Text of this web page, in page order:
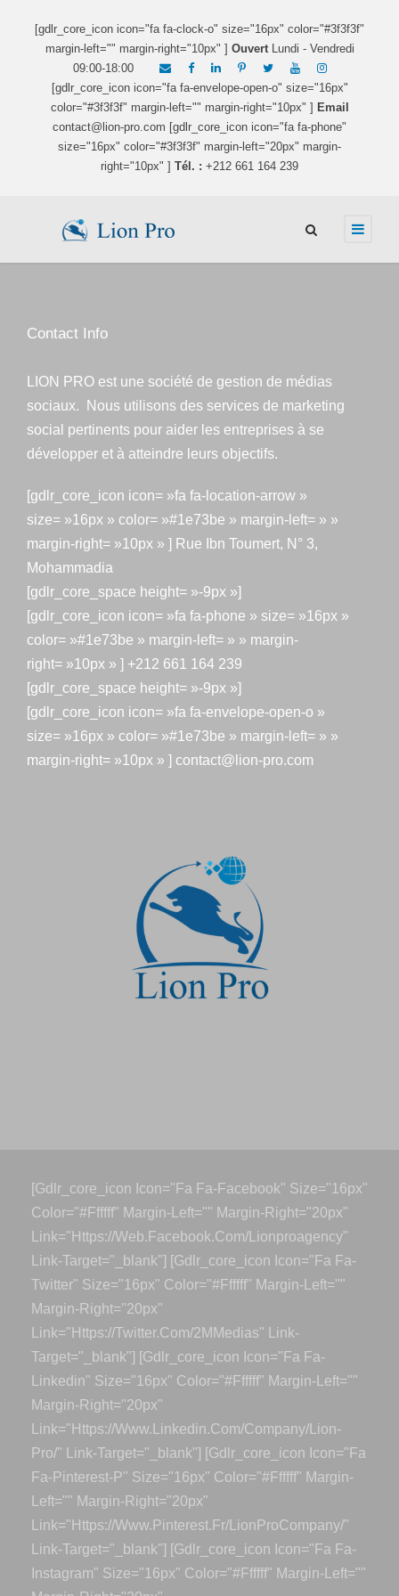
[gdlr_core_icon icon="fa fa-clock-o" size="16px" color="#3f3f3f"
margin-left="" margin-right="10px" ] OuvertLundi - Vendredi
09:00-18:00
[gdlr_core_icon icon="fa fa-envelope-open-o" size="16px"
color="#3f3f3f" margin-left="" margin-right="10px" ] Email
contact@lion-pro.com [gdlr_core_icon icon="fa fa-phone"
size="16px" color="#3f3f3f" margin-left="20px" margin-
right="10px" ] Tél. : +212 661 164 239
Contact Info
LION PRO est une société de gestion de médias
sociaux. Nous utilisons des services de marketing
social pertinents pour aider les entreprises à se
développer et à atteindre leurs objectifs.
[gdlr_core_icon icon= »fa fa-location-arrow »
size= »16px » color= »#1e73be » margin-left= » »
margin-right= »10px » ] Rue Ibn Toumert, N° 3,
Mohammadia
[gdlr_core_space height= »-9px »]
[gdlr_core_icon icon= »fa fa-phone » size= »16px »
color= »#1e73be » margin-left= » » margin-
right= »10px » ] +212 661 164 239
[gdlr_core_space height= »-9px »]
[gdlr_core_icon icon= »fa fa-envelope-open-o »
size= »16px » color= »#1e73be » margin-left= » »
margin-right= »10px » ] contact@lion-pro.com
[gdlr_core_icon Icon="fa Fa-Facebook" Size="16px"
Color="#ffffff" Margin-Left="" Margin-Right="20px"
Link="https://web.facebook.com/lionproagency"
Link-Target="_blank"] [gdlr_core_icon Icon="fa Fa-
Twitter" Size="16px" Color="#ffffff" Margin-Left=""
Margin-Right="20px"
Link="https://twitter.com/2MMedias" Link-
Target="_blank"] [gdlr_core_icon Icon="fa Fa-
Linkedin" Size="16px" Color="#ffffff" Margin-Left=""
Margin-Right="20px"
Link="https://www.linkedin.com/company/lion-
Pro/" Link-Target="_blank"] [gdlr_core_icon Icon="fa
Fa-Pinterest-P" Size="16px" Color="#ffffff" Margin-
Left="" Margin-Right="20px"
Link="https://www.pinterest.fr/LionProCompany/"
Link-Target="_blank"] [gdlr_core_icon Icon="fa Fa-
Instagram" Size="16px" Color="#ffffff" Margin-Left=""